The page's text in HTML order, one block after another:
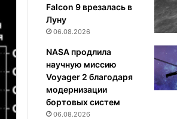
Falcon 9 врезалась в
Луну
06.08.2026
NASA продлила
научную миссию
Voyager 2 благодаря
модернизации
бортовых систем
06.08.2026